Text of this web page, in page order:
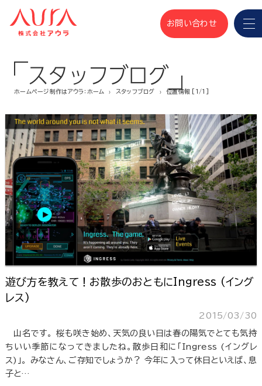
お問い合わせ
スタッフブログ
ホームページ制作はアウラ：ホーム スタッフブログ 位置情報 [1/1]
遊び方を教えて！お散歩のおともにIngress (イング
レス)
2015/03/30
山名です。 桜も咲き始め、天気の良い日は春の陽気でとても気持
ちいい季節になってきましたね。散歩日和に「Ingress (イングレ
ス)」。 みなさん、ご存知でしょうか？ 今年に入って休日といえば、息
子と…